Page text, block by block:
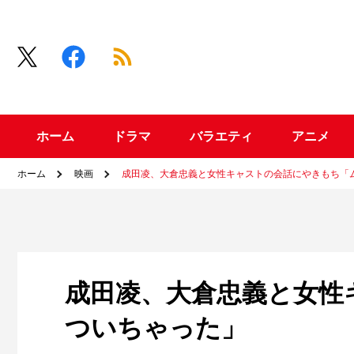
ホーム ドラマ バラエティ アニメ
ホーム 映画 成田凌、大倉忠義と女性キャストの会話にやきもち「
成田凌、大倉忠義と女
ついちゃった」